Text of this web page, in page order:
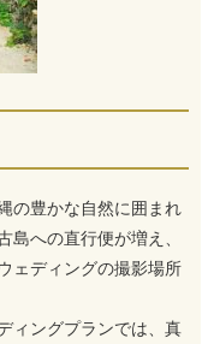
の豊かな自然に囲まれ
島への直行便が増え、
ェディングの撮影場所
ィングプランでは、真